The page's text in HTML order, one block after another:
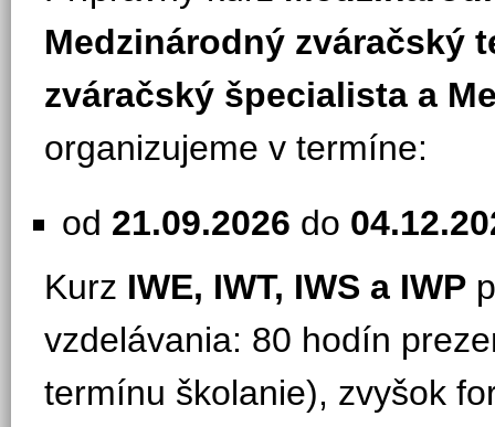
Medzinárodný zváračský
zváračský špecialista a
organizujeme v termíne:
od 21.09.2026 do
Kurz IWE, IWT, IWS a IWP
vzdelávania: 80 hodín
termínu školanie), zvyšok